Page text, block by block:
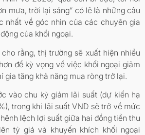
mưa, trời lại sáng” có lẽ là những câu
nhất về góc nhìn của các chuyên gia
của khối ngoại.
cho rằng, thị trường sẽ xuất hiện nhiều
để kỳ vọng về việc khối ngoại giảm
gia tăng khả năng mua ròng trở lại.
vào chu kỳ giảm lãi suất (dự kiến hạ
trong khi lãi suất VND sẽ trở về mức
lệch lợi suất giữa hai đồng tiền thu
tỷ giá và khuyến khích khối ngoại